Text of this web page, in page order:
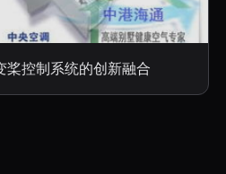
桨控制系统的创新融合